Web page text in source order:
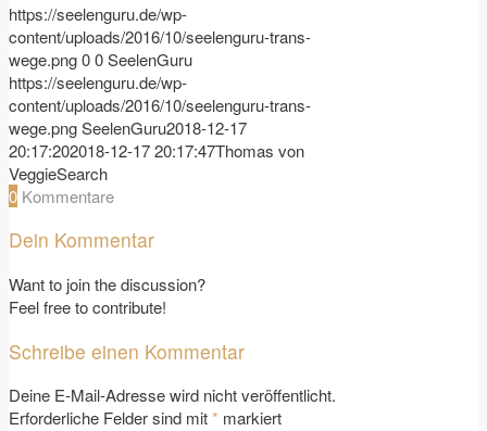
https://seelenguru.de/wp-
content/uploads/2016/10/seelenguru-trans-
wege.png00SeelenGuru
https://seelenguru.de/wp-
content/uploads/2016/10/seelenguru-trans-
wege.pngSeelenGuru2018-12-17
20:17:202018-12-17 20:17:47Thomas von
VeggieSearch
0 Kommentare
Dein Kommentar
Want to join the discussion?
Feel free to contribute!
Schreibe einen Kommentar
Deine E-Mail-Adresse wird nicht veröffentlicht.
Erforderliche Felder sind mit* markiert